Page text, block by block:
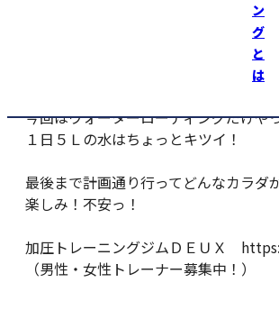
ン
グ
と
は
この“０ｋｃａｌぜりー”美味しくて満
今回はウォーターローディングだけや
１日５Ｌの水はちょっとキツイ！
最後まで計画通り行ってどんなカラダ
楽しみ！不安っ！
加圧トレーニングジムＤＥＵＸ
（男性・女性トレーナー募集中！）